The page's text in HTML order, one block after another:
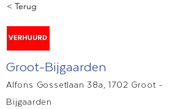
< Terug
Groot-Bijgaarden
Alfons Gossetlaan 38a, 1702 Groot -
Bijgaarden